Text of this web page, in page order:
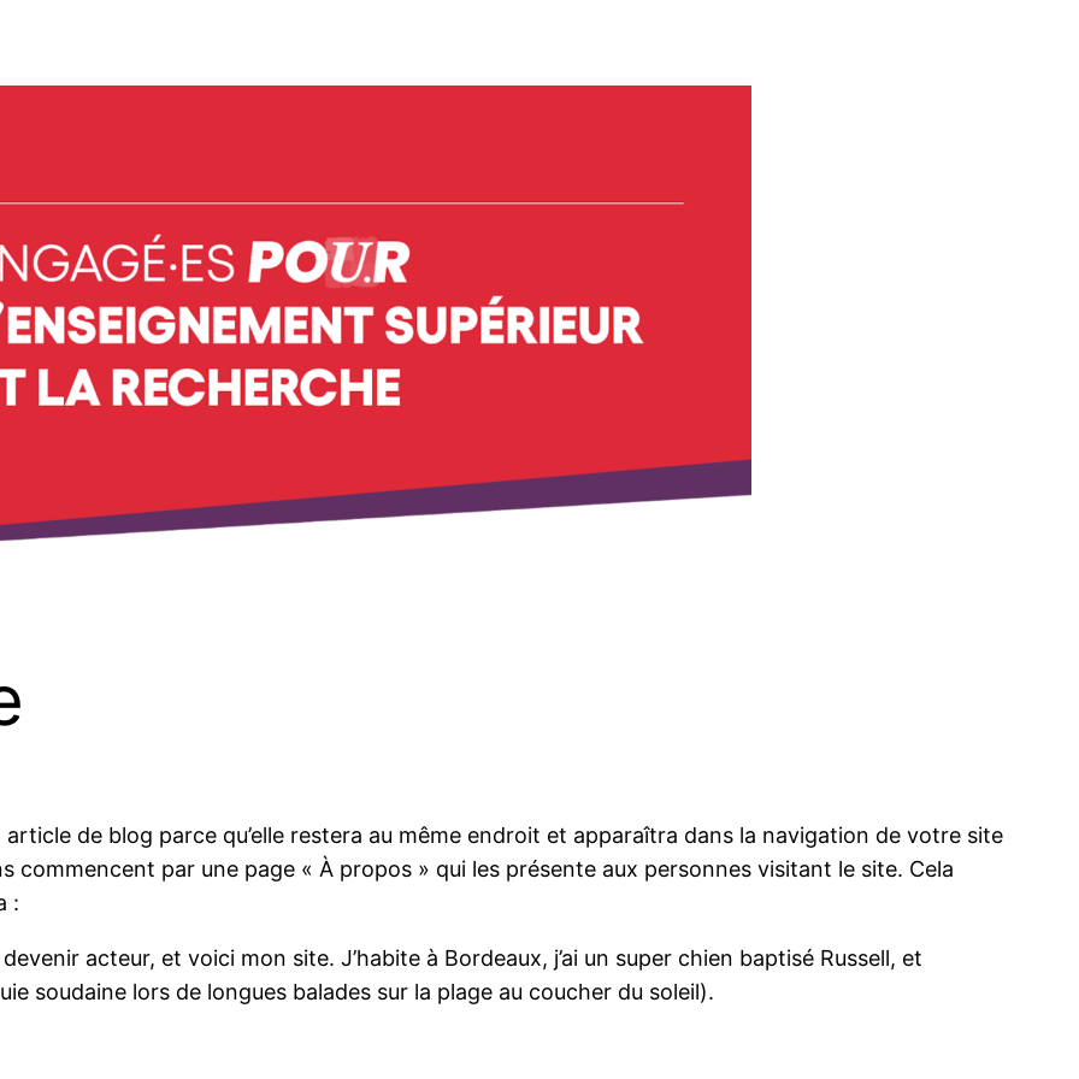
article de blog parce qu’elle restera au même endroit et apparaîtra dans la navigation de votre site
commencent par une page « À propos » qui les présente aux personnes visitant le site. Cela
:
acteur, et voici mon site. J’habite à Bordeaux, j’ai un super chien baptisé Russell, et
soudaine lors de longues balades sur la plage au coucher du soleil).